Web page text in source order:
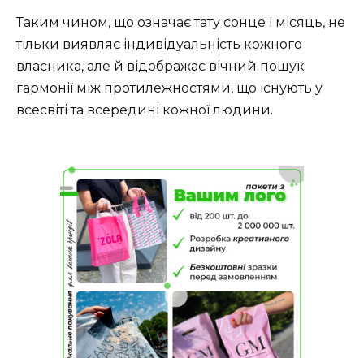
Таким чином, що означає тату сонце і місяць, не
тільки виявляє індивідуальність кожного
власника, але й відображає вічний пошук
гармонії між протилежностями, що існують у
всесвіті та всередині кожної людини.